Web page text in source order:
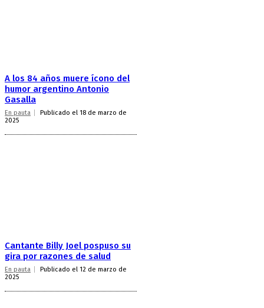
A los 84 años muere ícono del
humor argentino Antonio
Gasalla
En pauta
Publicado el 18 de marzo de
2025
Cantante Billy Joel pospuso su
gira por razones de salud
En pauta
Publicado el 12 de marzo de
2025